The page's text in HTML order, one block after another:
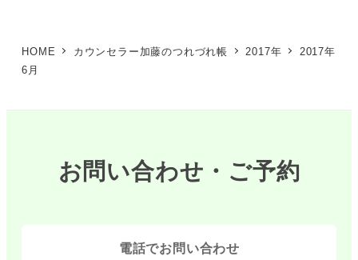
HOME カウンセラー加藤のつれづれ帳 2017年
2017年
6月
お問い合わせ・ご予約
電話でお問い合わせ